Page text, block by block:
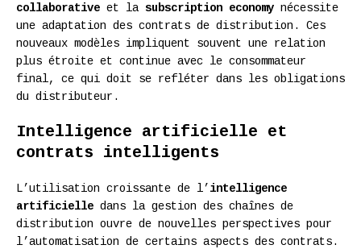
collaborative et la subscription economy nécessite
une adaptation des contrats de distribution. Ces
nouveaux modèles impliquent souvent une relation
plus étroite et continue avec le consommateur
final, ce qui doit se refléter dans les obligations
du distributeur.
Intelligence artificielle et
contrats intelligents
L’utilisation croissante de l’ intelligence
artificielle dans la gestion des chaînes de
distribution ouvre de nouvelles perspectives pour
l’automatisation de certains aspects des contrats.